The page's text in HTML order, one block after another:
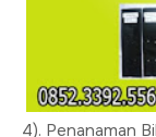
4). Penanaman